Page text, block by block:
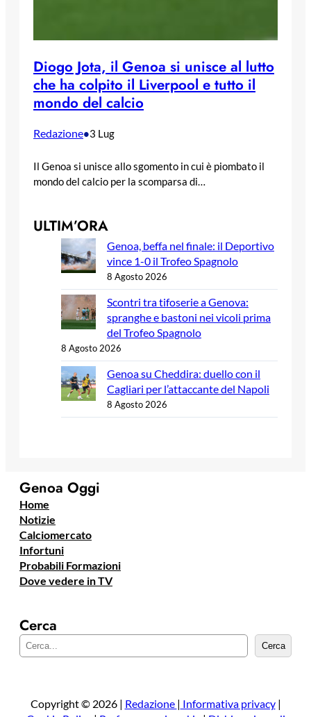
Diogo Jota, il Genoa si unisce al lutto
che ha colpito il Liverpool e tutto il
mondo del calcio
Redazione•3 Lug
Il Genoa si unisce allo sgomento in cui è piombato il
mondo del calcio per la scomparsa di…
ULTIM’ORA
Genoa, beffa nel finale: il Deportivo
vince 1-0 il Trofeo Spagnolo
8 Agosto 2026
Scontri tra tifoserie a Genova:
spranghe e bastoni nei vicoli prima
del Trofeo Spagnolo
8 Agosto 2026
Genoa su Cheddira: duello con il
Cagliari per l’attaccante del Napoli
8 Agosto 2026
Genoa Oggi
Home
Notizie
Calciomercato
Infortuni
Probabili Formazioni
Dove vedere in TV
Cerca
e
a
Cerca
Copyright © 2026 | Redazione | Informativa privacy|